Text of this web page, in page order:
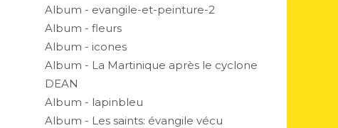
Album - evangile-et-peinture-2
Album - fleurs
Album - icones
Album - La Martinique après le cyclone
DEAN
Album - lapinbleu
Album - Les saints: évangile vécu